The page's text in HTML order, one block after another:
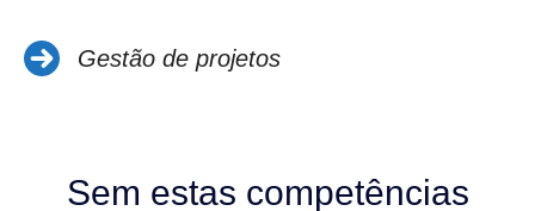
Gestão de projetos
Sem estas competências